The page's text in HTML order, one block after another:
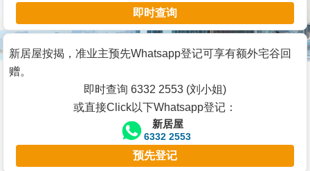
宅
谷
按
即时查询
新居屋按揭，准业主预先Whatsapp登记可享有额外宅谷回
赠。
即时查询 6332 2553 (刘小姐)
或直接Click以下Whatsapp登记：
新居屋
6332 2553
预先登记